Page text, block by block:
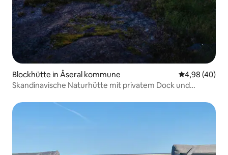
Blockhütte in Åseral kommune
4,98 (40)
Skandinavische Naturhütte mit privatem Dock und